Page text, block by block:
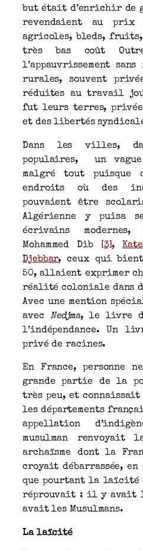
but était d’enrichir de
revendaient au
agricoles, bleds, fruits,
très bas coût
l’appauvrissement
rurales, souvent
réduites au travail
fut leurs terres,
et des libertés
Dans les villes,
populaires, un vague
malgré tout puisque
endroits où des
pouvaient être
Algérienne y puisa
écrivains modernes,
Mohammed Dib [3],
Djebbar, ceux qui
50, allaient exprimer
réalité coloniale dans
Avec une mention
avec Nedjma, le livre
l’indépendance. Un
privé de racines.
En France, personne
grande partie de la
très peu, et
les départements
appellation
musulman renvoyait
archaïsme dont la
croyait débarrassée,
que pourtant la laïcité
réprouvait : il y avait
avait les Musulmans.
La laïcité